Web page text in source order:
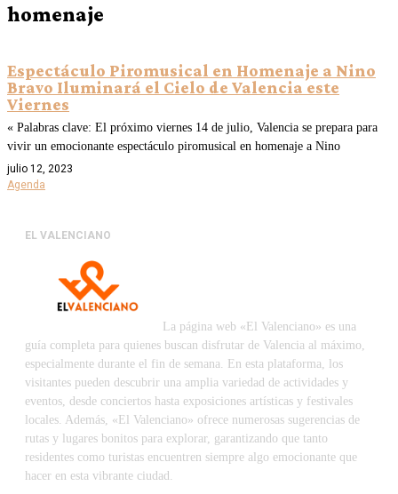
homenaje
Espectáculo Piromusical en Homenaje a Nino
Bravo Iluminará el Cielo de Valencia este
Viernes
« Palabras clave: El próximo viernes 14 de julio, Valencia se prepara para
vivir un emocionante espectáculo piromusical en homenaje a Nino
julio 12, 2023
Agenda
EL VALENCIANO
La página web «El Valenciano» es una
guía completa para quienes buscan disfrutar de Valencia al máximo,
especialmente durante el fin de semana. En esta plataforma, los
visitantes pueden descubrir una amplia variedad de actividades y
eventos, desde conciertos hasta exposiciones artísticas y festivales
locales. Además, «El Valenciano» ofrece numerosas sugerencias de
rutas y lugares bonitos para explorar, garantizando que tanto
residentes como turistas encuentren siempre algo emocionante que
hacer en esta vibrante ciudad.